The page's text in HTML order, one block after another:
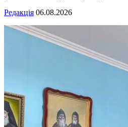
Редакція 06.08.2026